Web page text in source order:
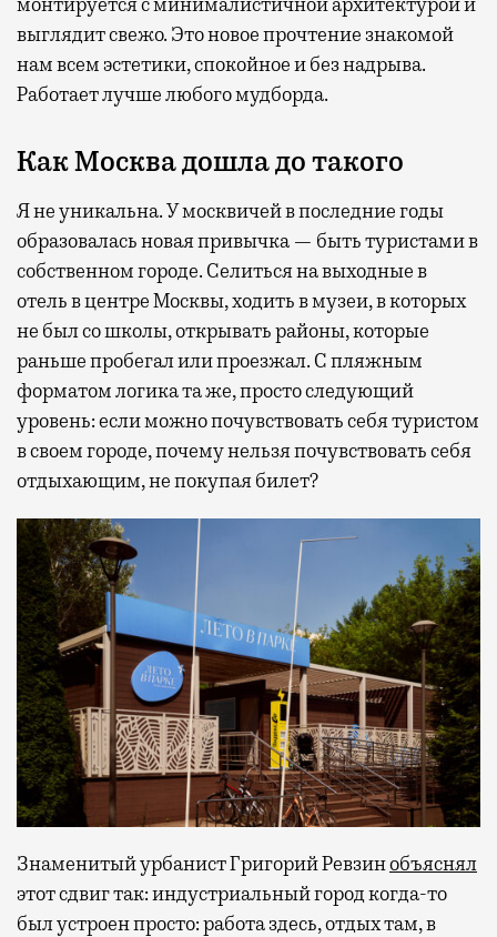
выглядит свежо. Это новое прочтение знакомой
нам всем эстетики, спокойное и без надрыва.
Работает лучше любого мудборда.
Как Москва дошла до такого
Я не уникальна. У москвичей в последние годы
образовалась новая привычка — быть туристами в
собственном городе. Селиться на выходные в
отель в центре Москвы, ходить в музеи, в которых
не был со школы, открывать районы, которые
раньше пробегал или проезжал. С пляжным
форматом логика та же, просто следующий
уровень: если можно почувствовать себя туристом
в своем городе, почему нельзя почувствовать себя
отдыхающим, не покупая билет?
Знаменитый урбанист Григорий Ревзинобъяснял
этот сдвиг так: индустриальный город когда-то
был устроен просто: работа здесь, отдых там, в